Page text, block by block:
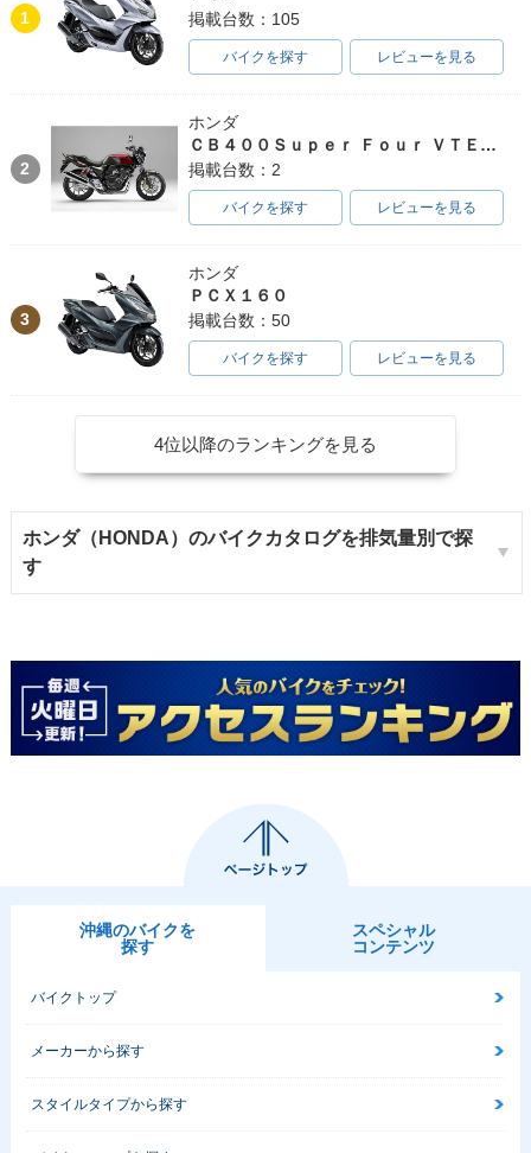
1
掲載台数：105
バイクを探す レビューを見る
2
ホンダ
ＣＢ４００Ｓｕｐｅｒ Ｆｏｕｒ ＶＴＥＣ ＳＰＥＣ３
掲載台数：2
バイクを探す レビューを見る
3
ホンダ
ＰＣＸ１６０
掲載台数：50
バイクを探す レビューを見る
4位以降のランキングを見る
ホンダ（HONDA）のバイクカタログを排気量別で探
す
沖縄のバイクを
探す
スペシャル
コンテンツ
バイクトップ
メーカーから探す
スタイルタイプから探す